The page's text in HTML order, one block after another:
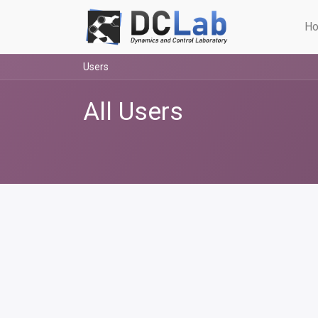
Users
All Users